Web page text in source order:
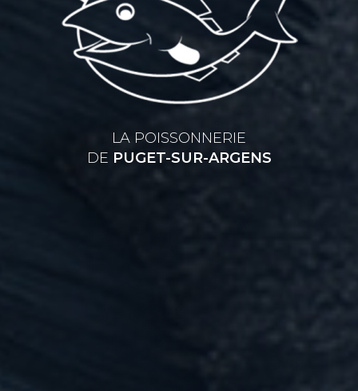
LA POISSONNERIE
DE PUGET-SUR-ARGENS